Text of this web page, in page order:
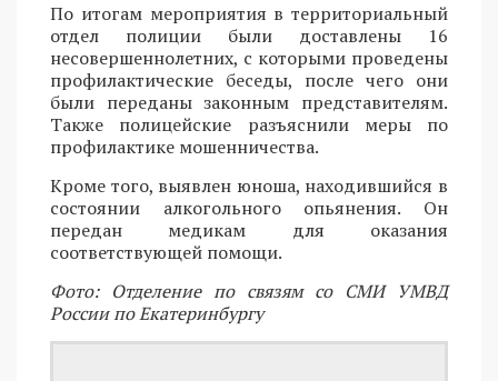
По итогам мероприятия в территориальный
отдел полиции были доставлены 16
несовершеннолетних, с которыми проведены
профилактические беседы, после чего они
были переданы законным представителям.
Также полицейские разъяснили меры по
профилактике мошенничества.
Кроме того, выявлен юноша, находившийся в
состоянии алкогольного опьянения. Он
передан медикам для оказания
соответствующей помощи.
Фото: Отделение по связям со СМИ УМВД
России по Екатеринбургу